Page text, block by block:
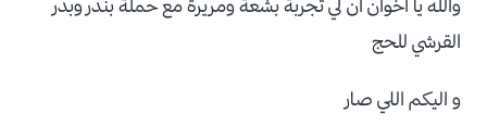
والله يا اخوان ان لي تجربة بشعة ومريرة مع حملة بندر وبدر
القرشي للحج
و اليكم اللي صار